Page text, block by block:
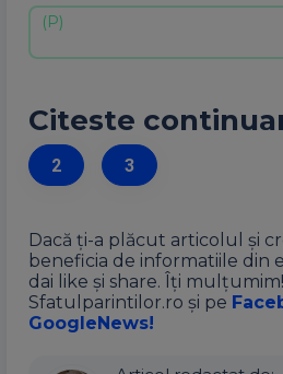
Citeste
2
3
Dacă ți-a plăcut articolul și
beneficia de informatiile din
dai like și share. Îți
Sfatulparintilor.ro și pe
GoogleNews!